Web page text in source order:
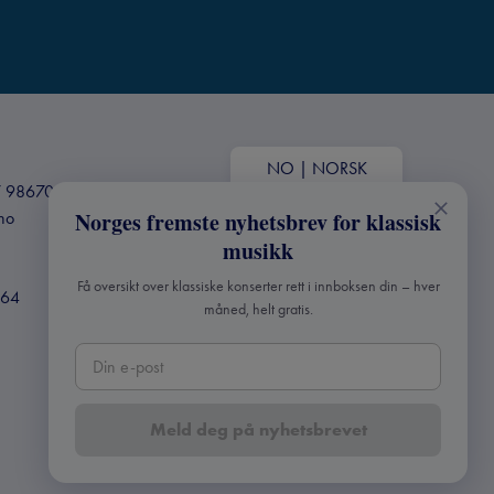
98670803
NO | NORSK
Norges fremste nyhetsbrev for klassisk
musikk
Få oversikt over klassiske konserter rett i innboksen din – hver
måned, helt gratis.
Meld deg på nyhetsbrevet